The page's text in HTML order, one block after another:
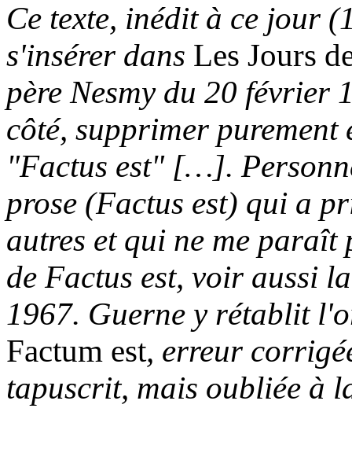
Ce texte, inédit à ce jour
s'insérer dans Les Jours
père Nesmy du 20 février
côté, supprimer
"Factus est" […].
prose (Factus est) qui a
autres et qui ne me
de Factus est, voir aussi
1967. Guerne y rétablit
Factum est, erreur
tapuscrit, mais oubliée à